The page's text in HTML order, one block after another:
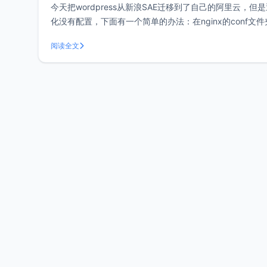
今天把wordpress从新浪SAE迁移到了自己的阿里云，但
化没有配置，下面有一个简单的办法：在nginx的conf文
阅读全文